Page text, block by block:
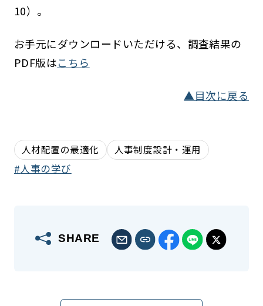
10）。
お手元にダウンロードいただける、調査結果の
PDF版はこちら
▲目次に戻る
人材配置の最適化 人事制度設計・運用
人事の学び
SHARE